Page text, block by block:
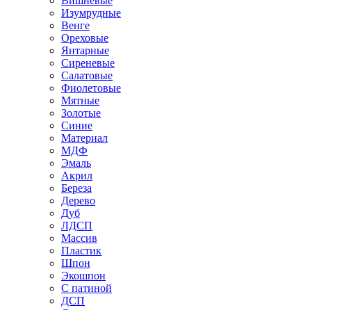
Изумрудные
Венге
Ореховые
Янтарные
Сиреневые
Салатовые
Фиолетовые
Мятные
Золотые
Синие
Материал
МДФ
Эмаль
Акрил
Береза
Дерево
Дуб
ЛДСП
Массив
Пластик
Шпон
Экошпон
С патиной
ДСП